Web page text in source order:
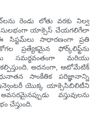
రెండు లోతు వరకు నిల్వ
సులభంగా యాక్సెస్ చేయగలిగేలా
సిస్టమ్‌లు సాధారణంగా ప్రతి
ప్రత్యేకమైన ఫోర్క్‌లిఫ్ట్‌ను
సమర్థవంతంగా మరియు
అదనంగా, ఆటోమేటిక్
సాంకేతిక పరిజ్ఞానాన్ని
యొక్క యాక్సెసిబిలిటీని
వస్తువులను
చేస్తుంది.